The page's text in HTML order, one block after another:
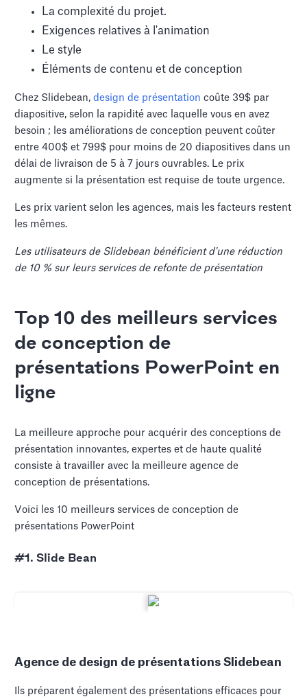
La complexité du projet.
Exigences relatives à l'animation
Le style
Éléments de contenu et de conception
Chez Slidebean,design de présentation coûte 39$ par
diapositive, selon la rapidité avec laquelle vous en avez
besoin ; les améliorations de conception peuvent coûter
entre 400$ et 799$ pour moins de 20 diapositives dans un
délai de livraison de 5 à 7 jours ouvrables. Le prix
augmente si la présentation est requise de toute urgence.
Les prix varient selon les agences, mais les facteurs restent
les mêmes.
Les utilisateurs de Slidebean bénéficient d'une réduction
de 10 % sur leurs services de refonte de présentation
Top 10 des meilleurs services
de conception de
présentations PowerPoint en
ligne
La meilleure approche pour acquérir des conceptions de
présentation innovantes, expertes et de haute qualité
consiste à travailler avec la meilleure agence de
conception de présentations.
Voici les 10 meilleurs services de conception de
présentations PowerPoint
#1. Slide Bean
Agence de design de présentations Slidebean
Ils préparent également des présentations efficaces pour